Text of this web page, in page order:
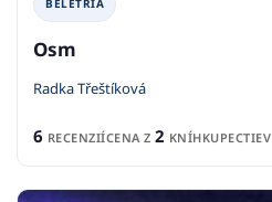
BELETRIA
Osm
Radka Třeštíková
6 RECENZIÍCENA Z 2 KNÍHKUPECTIEV